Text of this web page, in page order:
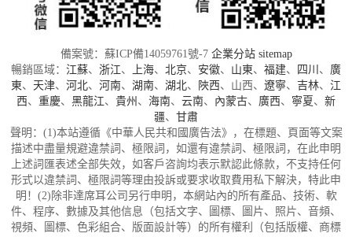
備案號：蘇ICP備14059761號-7 企業分站 sitemap
暢銷區域： 江蘇、 浙江、 上海、 北京、 安徽、 山東、 福建、 四川 、 廣
東、 天津、 河北、 河南、 湖南、 湖北、 陜西、山西、 遼寧、 吉林、 江
西、 重慶、 黑龍江、 貴州 、 海南、 云南、 內蒙古、 廣西、 寧夏 、 新
疆、 甘肅
聲明：(1)本站遵循《中華人民共和國廣告法》，在標題、頁面等文案
描述中盡量規避違禁詞、極限詞，如還有違禁詞、極限詞，在此申明
上述詞匯表述全部失效，如客戶咨詢均表示默認此條款，不支持任何
形式以違禁詞、極限詞等理由投訴或要求收取費用私下解決，特此申
明！(2)除非達席耳公司另行申明，本網站內的所有產品、技術、軟
件、程序、數據及其他信息（包括文字、圖標、圖片、照片、音頻、
視頻、圖標、色彩組合、版面設計等）的所有權利（包括版權、商標